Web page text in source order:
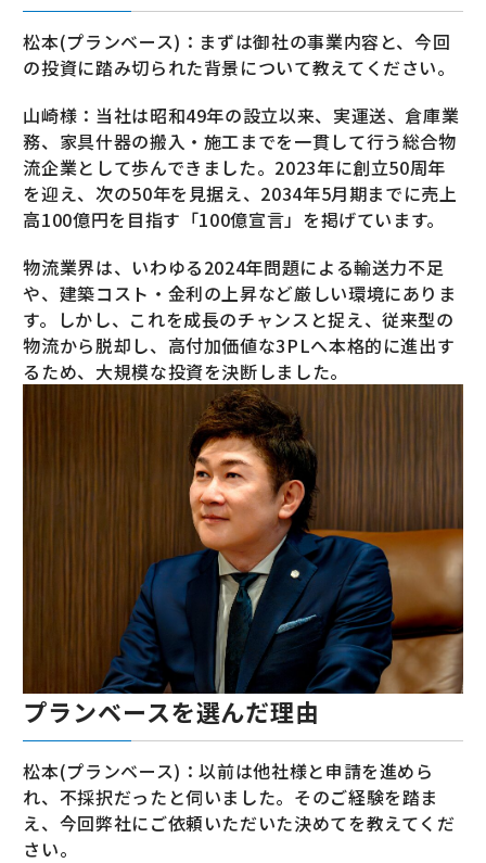
松本(プランベース)：まずは御社の事業内容と、今回
の投資に踏み切られた背景について教えてください。
山崎様：当社は昭和49年の設立以来、実運送、倉庫業
務、家具什器の搬入・施工までを一貫して行う総合物
流企業として歩んできました。2023年に創立50周年
を迎え、次の50年を見据え、2034年5月期までに売上
高100億円を目指す「100億宣言」を掲げています。
物流業界は、いわゆる2024年問題による輸送力不足
や、建築コスト・金利の上昇など厳しい環境にありま
す。しかし、これを成長のチャンスと捉え、従来型の
物流から脱却し、高付加価値な3PLへ本格的に進出す
るため、大規模な投資を決断しました。
プランベースを選んだ理由
松本(プランベース)：以前は他社様と申請を進めら
れ、不採択だったと伺いました。そのご経験を踏ま
え、今回弊社にご依頼いただいた決めてを教えてくだ
さい。